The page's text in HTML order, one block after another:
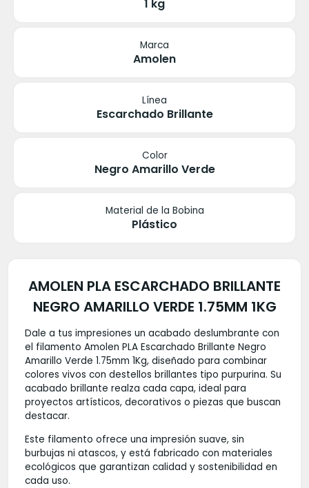
1 kg
Marca
Amolen
Línea
Escarchado Brillante
Color
Negro Amarillo Verde
Material de la Bobina
Plástico
AMOLEN PLA ESCARCHADO BRILLANTE
NEGRO AMARILLO VERDE 1.75MM 1KG
Dale a tus impresiones un acabado deslumbrante con
el filamento Amolen PLA Escarchado Brillante Negro
Amarillo Verde 1.75mm 1Kg, diseñado para combinar
colores vivos con destellos brillantes tipo purpurina. Su
acabado brillante realza cada capa, ideal para
proyectos artísticos, decorativos o piezas que buscan
destacar.
Este filamento ofrece una impresión suave, sin
burbujas ni atascos, y está fabricado con materiales
ecológicos que garantizan calidad y sostenibilidad en
cada uso.